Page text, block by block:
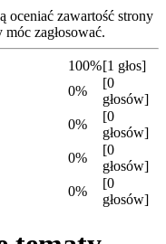
oceniać zawartość strony
móc zagłosować.
100%[1 głos]
0%
[0
głosów]
0%
[0
głosów]
0%
[0
głosów]
0%
[0
głosów]